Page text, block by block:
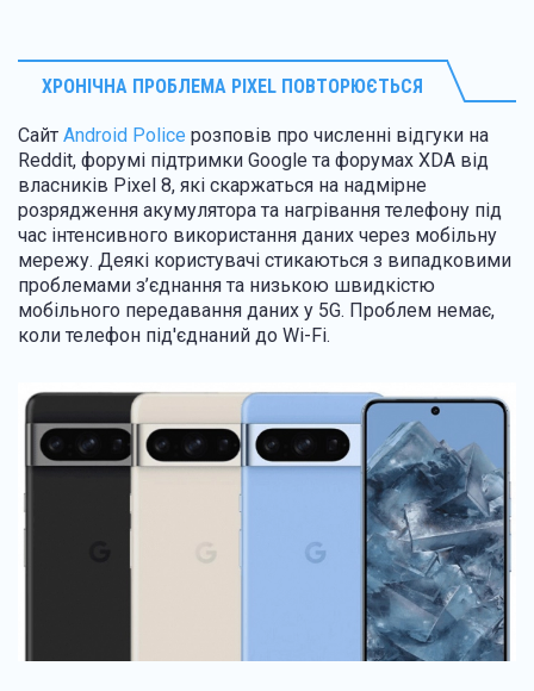
ХРОНІЧНА ПРОБЛЕМА PIXEL ПОВТОРЮЄТЬСЯ
Сайт Android Police розповів про численні відгуки на
Reddit, форумі підтримки Google та форумах XDA від
власників Pixel 8, які скаржаться на надмірне
розрядження акумулятора та нагрівання телефону під
час інтенсивного використання даних через мобільну
мережу. Деякі користувачі стикаються з випадковими
проблемами з’єднання та низькою швидкістю
мобільного передавання даних у 5G. Проблем немає,
коли телефон під'єднаний до Wi-Fi.